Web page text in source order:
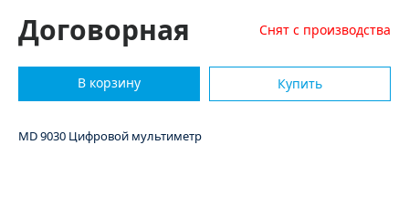
Договорная Снят с производства
В корзину Купить
MD 9030 Цифровой мультиметр